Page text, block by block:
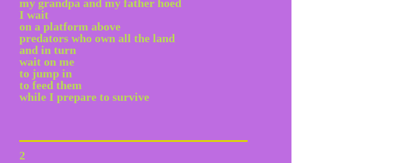
my grandpa and my father hoed
I wait
on a platform above
predators who own all the land
and in turn
wait on me
to jump in
to feed them
while I prepare to survive
2